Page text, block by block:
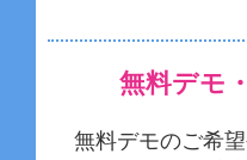
無料デモ
無料デモのご希